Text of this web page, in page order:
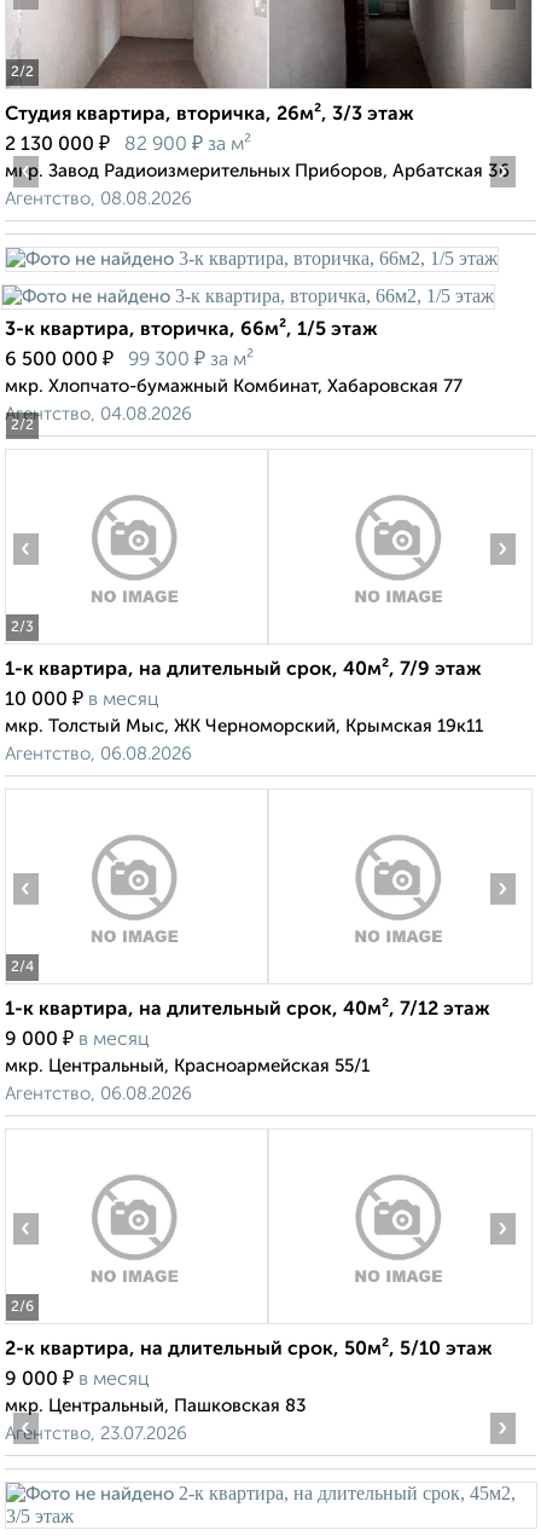
2/2
Студия квартира, вторичка, 26м², 3/3 этаж
2 130 000 ₽ 82 900 ₽ за м²
мкр. Завод Радиоизмерительных Приборов, Арбатская 36
Агентство, 08.08.2026
2/2
‹ ›
3-к квартира, вторичка, 66м², 1/5 этаж
6 500 000 ₽ 99 300 ₽ за м²
мкр. Хлопчато-бумажный Комбинат, Хабаровская 77
Агентство, 04.08.2026
2/3
‹ ›
1-к квартира, на длительный срок, 40м², 7/9 этаж
10 000 ₽ в месяц
мкр. Толстый Мыс, ЖК Черноморский, Крымская 19к11
Агентство, 06.08.2026
2/4
‹ ›
1-к квартира, на длительный срок, 40м², 7/12 этаж
9 000 ₽ в месяц
мкр. Центральный, Красноармейская 55/1
Агентство, 06.08.2026
2/6
‹ ›
2-к квартира, на длительный срок, 50м², 5/10 этаж
9 000 ₽ в месяц
мкр. Центральный, Пашковская 83
Агентство, 23.07.2026
‹ ›